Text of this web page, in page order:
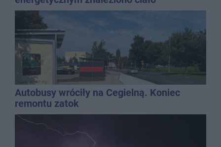
mężczyzny
Autobusy wróciły na Cegielną. Koniec
remontu zatok